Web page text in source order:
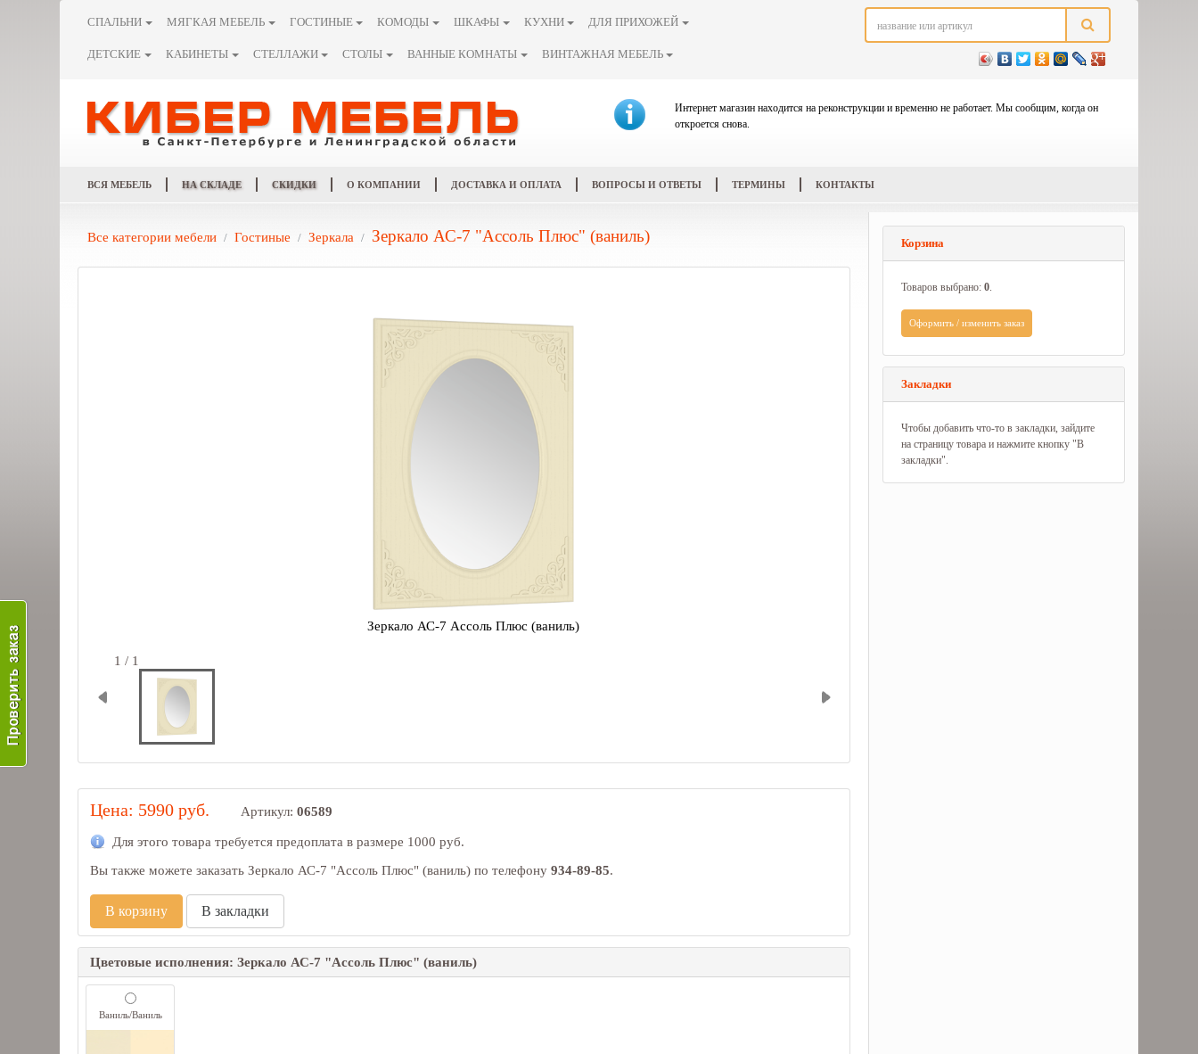
СПАЛЬНИ МЯГКАЯ МЕБЕЛЬ ГОСТИНЫЕ КОМОДЫ ШКАФЫ КУХНИ ДЛЯ ПРИХОЖЕЙ
ДЕТСКИЕ КАБИНЕТЫ СТЕЛЛАЖИ СТОЛЫ ВАННЫЕ КОМНАТЫ ВИНТАЖНАЯ МЕБЕЛЬ
Интернет магазин находится на реконструкции и временно не работает. Мы сообщим, когда он
откроется снова.
ВСЯ МЕБЕЛЬ НА СКЛАДЕ СКИДКИ О КОМПАНИИ ДОСТАВКА И ОПЛАТА ВОПРОСЫ И ОТВЕТЫ ТЕРМИНЫ КОНТАКТЫ
Все категории мебели Гостиные Зеркала Зеркало АС-7 "Ассоль Плюс" (ваниль)
Зеркало АС-7 Ассоль Плюс (ваниль)
1 / 1
Цена: 5990 руб. Артикул: 06589
Для этого товара требуется предоплата в размере 1000 руб.
Вы также можете заказать Зеркало АС-7 "Ассоль Плюс" (ваниль) по телефону 934-89-85.
В корзину В закладки
Цветовые исполнения: Зеркало АС-7 "Ассоль Плюс" (ваниль)
Ваниль/Ваниль
Корзина
Товаров выбрано:0
Оформить / изменить заказ
Закладки
Чтобы добавить что-то в закладки, зайдите
на страницу товара и нажмите кнопку "В
закладки".